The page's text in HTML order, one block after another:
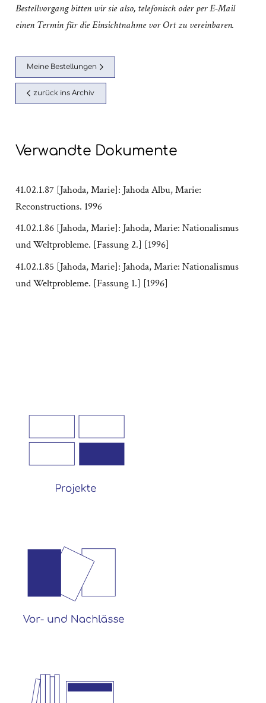
Bestellvorgang bitten wir sie also, telefonisch oder per E-Mail
einen Termin für die Einsichtnahme vor Ort zu vereinbaren.
Meine Bestellungen
zurück ins Archiv
Verwandte Dokumente
41.02.1.87 [Jahoda, Marie]: Jahoda Albu, Marie:
Reconstructions. 1996
41.02.1.86 [Jahoda, Marie]: Jahoda, Marie: Nationalismus
und Weltprobleme. [Fassung 2.] [1996]
41.02.1.85 [Jahoda, Marie]: Jahoda, Marie: Nationalismus
und Weltprobleme. [Fassung 1.] [1996]